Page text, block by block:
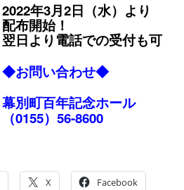
2022年3月2日（水）より
配布開始！
翌日より電話での受付も可
◆お問い合わせ◆
幕別町百年記念ホール
（0155）56-8600
X Facebook